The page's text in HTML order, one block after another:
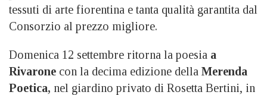
tessuti di arte fiorentina e tanta qualità garantita dal
Consorzio al prezzo migliore.
Domenica 12 settembre ritorna la poesia a
Rivarone con la decima edizione della Merenda
Poetica, nel giardino privato di Rosetta Bertini, in